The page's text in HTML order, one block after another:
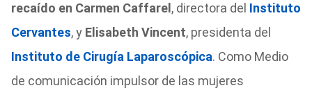
recaído en Carmen Caffarel , directora del Instituto
Cervantes, y Elisabeth Vincent, presidenta del
Instituto de Cirugía Laparoscópica. Como Medio
de comunicación impulsor de las mujeres